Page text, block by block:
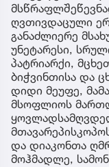
ღვთივდაცული
განაძლიერე
უნეტარესი,
პატრიარქი,
ბიჭვინთისა და
დიდი მეუფე,
მსოფლიოს
და დიაკონთა
მოჰმადლე,